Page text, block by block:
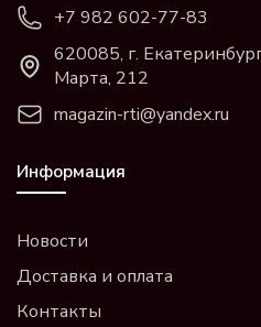
+7 982 602-77-83
620085, г.
Марта, 212
magazin-rti@yandex.ru
Информация
Новости
Доставка и оплата
Контакты